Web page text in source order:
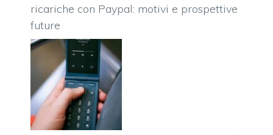
ricariche con Paypal: motivi e prospettive
future